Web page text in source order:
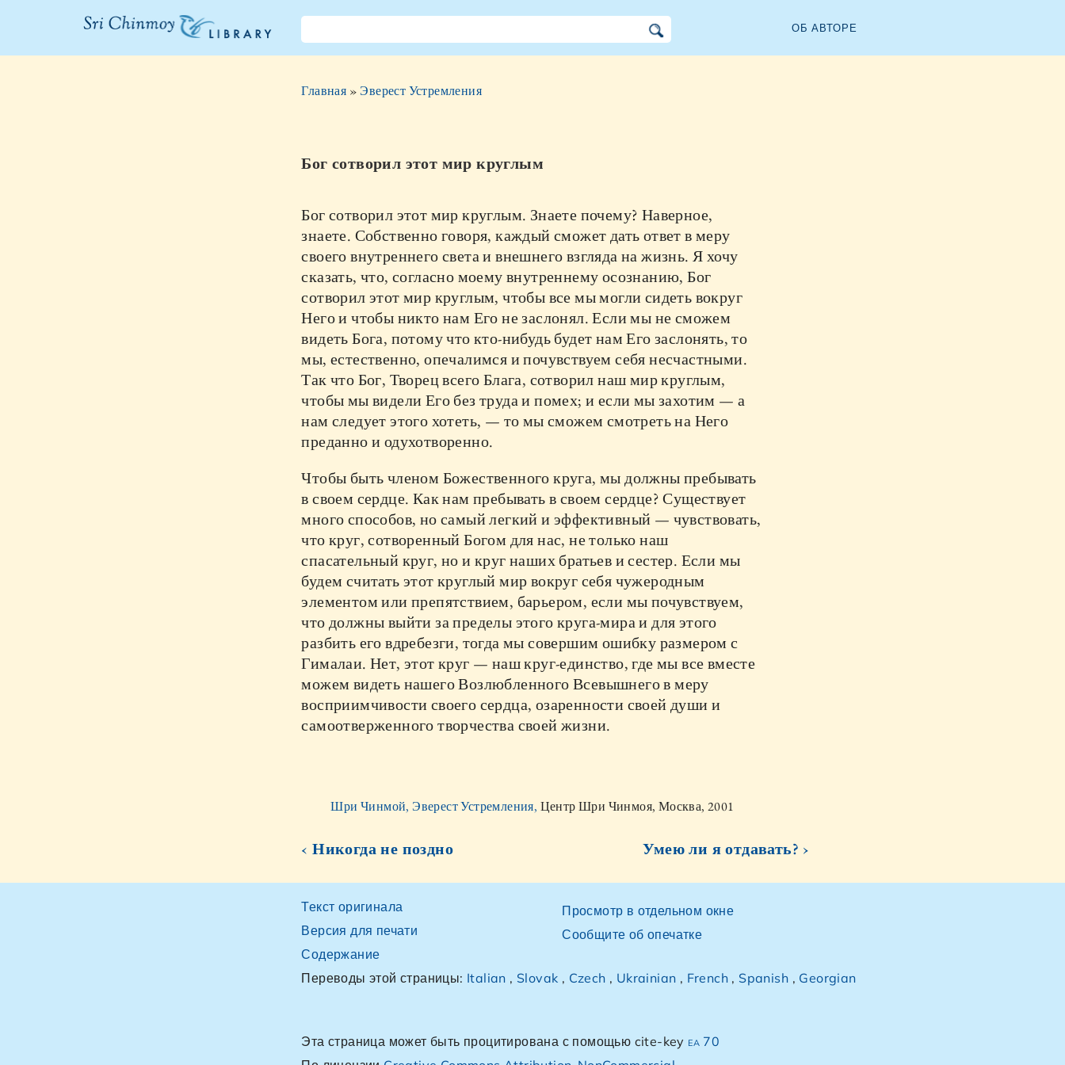
Библиотека
ОБ АВТОРЕ
Главная »Эверест Устремления
Бог сотворил этот мир круглым
Бог сотворил этот мир круглым. Знаете почему? Наверное,
знаете. Собственно говоря, каждый сможет дать ответ в меру
своего внутреннего света и внешнего взгляда на жизнь. Я хочу
сказать, что, согласно моему внутреннему осознанию, Бог
сотворил этот мир круглым, чтобы все мы могли сидеть вокруг
Него и чтобы никто нам Его не заслонял. Если мы не сможем
видеть Бога, потому что кто-нибудь будет нам Его заслонять, то
мы, естественно, опечалимся и почувствуем себя несчастными.
Так что Бог, Творец всего Блага, сотворил наш мир круглым,
чтобы мы видели Его без труда и помех; и если мы захотим — а
нам следует этого хотеть, — то мы сможем смотреть на Него
преданно и одухотворенно.
Чтобы быть членом Божественного круга, мы должны пребывать
в своем сердце. Как нам пребывать в своем сердце? Существует
много способов, но самый легкий и эффективный — чувствовать,
что круг, сотворенный Богом для нас, не только наш
спасательный круг, но и круг наших братьев и сестер. Если мы
будем считать этот круглый мир вокруг себя чужеродным
элементом или препятствием, барьером, если мы почувствуем,
что должны выйти за пределы этого круга-мира и для этого
разбить его вдребезги, тогда мы совершим ошибку размером с
Гималаи. Нет, этот круг — наш круг-единство, где мы все вместе
можем видеть нашего Возлюбленного Всевышнего в меру
восприимчивости своего сердца, озаренности своей души и
самоотверженного творчества своей жизни.
Шри Чинмой, Эверест Устремления, Центр Шри Чинмоя, Москва, 2001
‹ Никогда не поздно Умею ли я отдавать? ›
Текст оригинала
Версия для печати
Содержание
Просмотр в отдельном окне
Сообщите об опечатке
Переводы этой страницы: Italian , Slovak , Czech , Ukrainian , French , Spanish , Georgian
Эта страница может быть процитирована с помощью cite-key ea 70